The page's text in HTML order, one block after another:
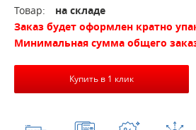
Товар:
на складе
Заказ будет оформлен кратно
Минимальная сумма общего
Купить в 1 клик